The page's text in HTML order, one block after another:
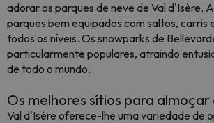
adorar os parques de neve de Val d'Isère.
parques bem equipados com saltos, carris
todos os níveis. Os snowparks de
particularmente populares, atraindo
de todo o mundo.
Os melhores sítios para almoçar
Val d'Isère oferece-lhe uma variedade de